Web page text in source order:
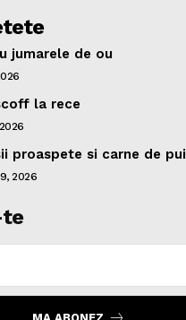
jumarele de ou
la rece
proaspete si carne de pui
2026